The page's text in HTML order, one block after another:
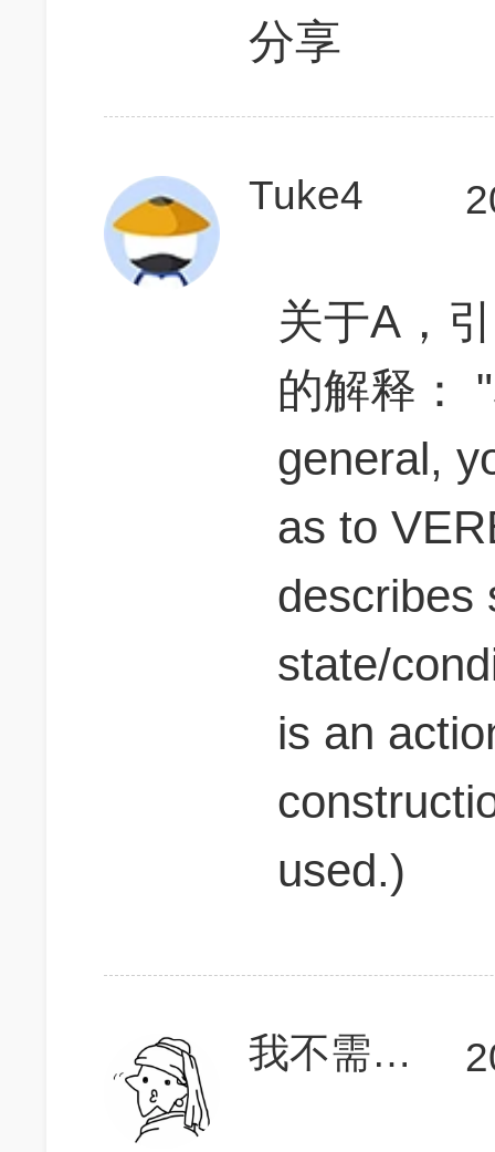
分享
Tuke4
关于A，
的解释：
general,
as to
describes
state/
is an
used.)
我不需要头发